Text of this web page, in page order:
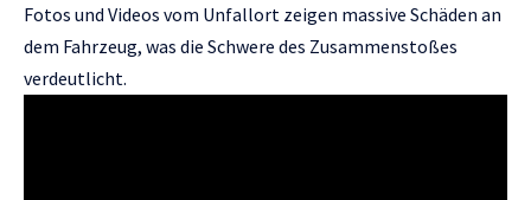
Fotos und Videos vom Unfallort zeigen massive Schäden an
dem Fahrzeug, was die Schwere des Zusammenstoßes
verdeutlicht.